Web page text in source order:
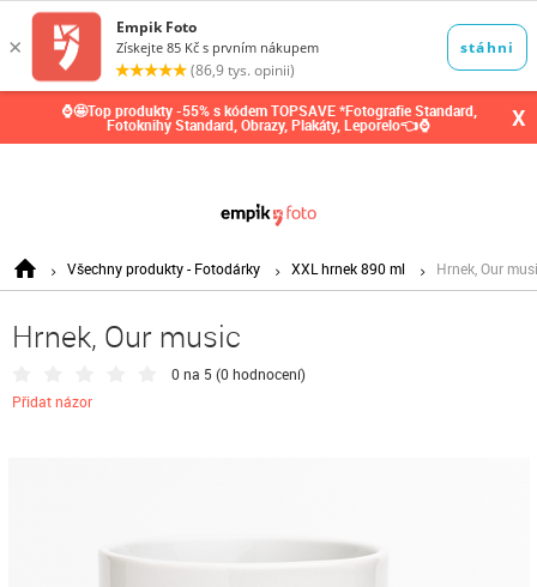
⌚🤩Top produkty -55% s kódem TOPSAVE *Fotografie Standard,
Fotoknihy Standard, Obrazy, Plakáty, Leporelo👈⌚ X
Všechny produkty - Fotodárky XXL hrnek 890 ml Hrnek, Our
Hrnek, Our music
0 na 5 (0 hodnocení)
Přidat názor